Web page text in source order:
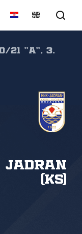
21 "A", 3.
Jadran
(KS)